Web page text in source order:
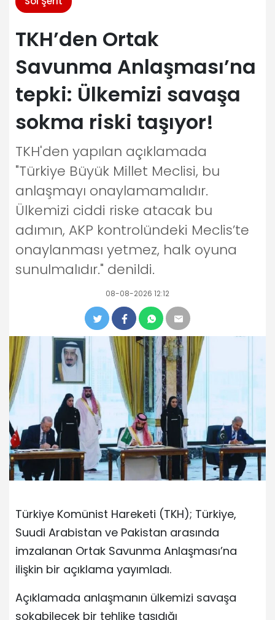
TKH’den Ortak
Savunma Anlaşması’na
tepki: Ülkemizi savaşa
sokma riski taşıyor!
TKH'den yapılan açıklamada
"Türkiye Büyük Millet Meclisi, bu
anlaşmayı onaylamamalıdır.
Ülkemizi ciddi riske atacak bu
adımın, AKP kontrolündeki Meclis’te
onaylanması yetmez, halk oyuna
sunulmalıdır." denildi.
08-08-2026 12:12
Türkiye Komünist Hareketi (TKH); Türkiye,
Suudi Arabistan ve Pakistan arasında
imzalanan Ortak Savunma Anlaşması’na
ilişkin bir açıklama yayımladı.
Açıklamada anlaşmanın ülkemizi savaşa
sokabilecek bir tehlike taşıdığı